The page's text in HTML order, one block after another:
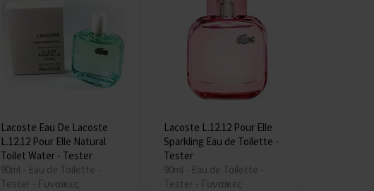
Lacoste Eau De Lacoste
L.12.12 Pour Elle Natural
Toilet Water - Tester
90ml - Eau de Toilette -
Tester - Γυναίκες
Lacoste L.12.12 Pour Elle
Sparkling Eau de Toilette -
Tester
90ml - Eau de Toilette -
Tester - Γυναίκες